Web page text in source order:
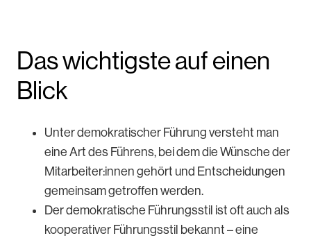
Das wichtigste auf einen
Blick
Unter demokratischer Führung versteht man
eine Art des Führens, bei dem die Wünsche der
Mitarbeiter:innen gehört und Entscheidungen
gemeinsam getroffen werden.
Der demokratische Führungsstil ist oft auch als
kooperativer Führungsstil bekannt – eine